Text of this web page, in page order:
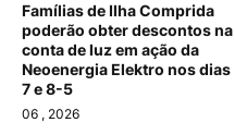
Famílias de Ilha Comprida
poderão obter descontos na
conta de luz em ação da
Neoenergia Elektro nos dias
7 e 8-5
06 , 2026